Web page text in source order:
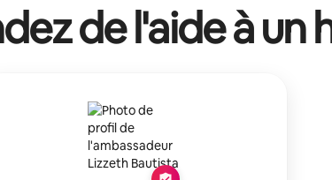
de l'aide à un